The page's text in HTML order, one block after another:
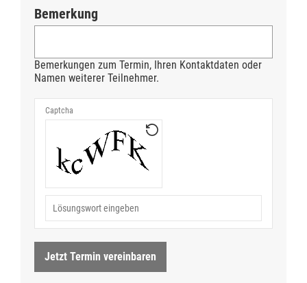
Bemerkung
Bemerkungen zum Termin, Ihren Kontaktdaten oder
Namen weiterer Teilnehmer.
Jetzt Termin vereinbaren